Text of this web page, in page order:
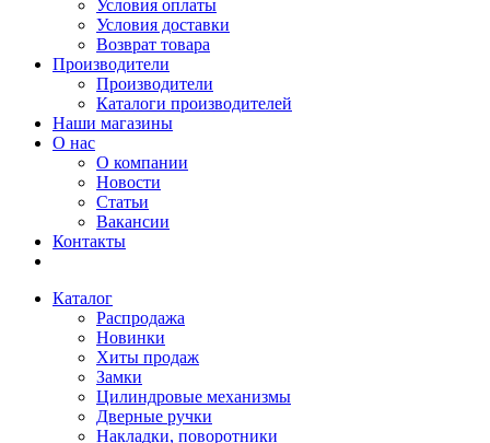
Условия оплаты
Условия доставки
Возврат товара
Производители
Производители
Каталоги производителей
Наши магазины
О нас
О компании
Новости
Статьи
Вакансии
Контакты
Каталог
Распродажа
Новинки
Хиты продаж
Замки
Цилиндровые механизмы
Дверные ручки
Накладки, поворотники